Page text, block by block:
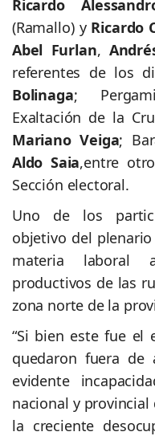
Ricardo
(Ramallo) y Ricardo
Abel Furlan,
referentes de los
Bolinaga;
Exaltación de la
Mariano Veiga;
Aldo Saia,entre
Sección electoral.
Uno de los
objetivo del
materia laboral
productivos de las
zona norte de la
“Si bien este fue el
quedaron fuera de
evidente
nacional y
la creciente